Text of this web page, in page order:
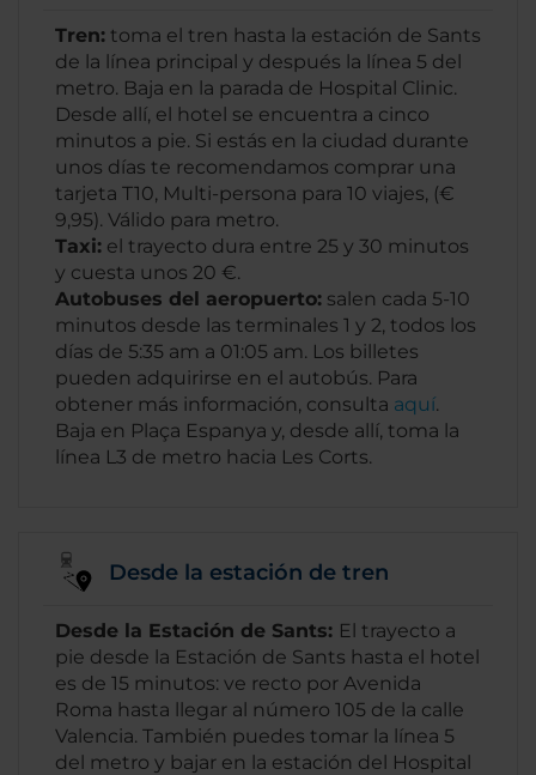
Tren: toma el tren hasta la estación de Sants
de la línea principal y después la línea 5 del
metro. Baja en la parada de Hospital Clinic.
Desde allí, el hotel se encuentra a cinco
minutos a pie. Si estás en la ciudad durante
unos días te recomendamos comprar una
tarjeta T10, Multi-persona para 10 viajes, (€
9,95). Válido para metro.
Taxi: el trayecto dura entre 25 y 30 minutos
y cuesta unos 20 €.
Autobuses del aeropuerto: salen cada 5-10
minutos desde las terminales 1 y 2, todos los
días de 5:35 am a 01:05 am. Los billetes
pueden adquirirse en el autobús. Para
obtener más información, consulta aquí.
Baja en Plaça Espanya y, desde allí, toma la
línea L3 de metro hacia Les Corts.
Desde la estación de tren
Desde la Estación de Sants: El trayecto a
pie desde la Estación de Sants hasta el hotel
es de 15 minutos: ve recto por Avenida
Roma hasta llegar al número 105 de la calle
Valencia. También puedes tomar la línea 5
del metro y bajar en la estación del Hospital